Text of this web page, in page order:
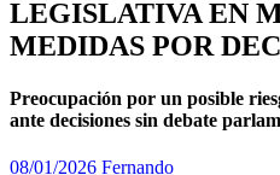
LEGISLATIVA EN
MEDIDAS POR
Preocupación por un posible
ante decisiones sin debate
08/01/2026 Fernando